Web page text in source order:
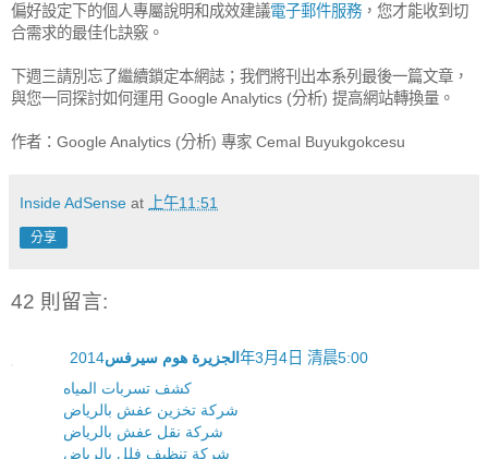
偏好設定下的個人專屬說明和成效建議電子郵件服務 ，您才能收到切
合需求的最佳化訣竅。
下週三請別忘了繼續鎖定本網誌；我們將刊出本系列最後一篇文章，
與您一同探討如何運用 Google Analytics (分析) 提高網站轉換量。
作者：Google Analytics (分析) 專家 Cemal Buyukgokcesu
Inside AdSense at 上午11:51
分享
42 則留言:
الجزيرة هوم سيرفس 2014年3月4日 清晨5:00
كشف تسربات المياه
شركة تخزين عفش بالرياض
شركة نقل عفش بالرياض
شركة تنظيف فلل بالرياض